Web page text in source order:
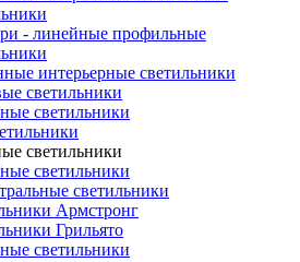
- линейные профильные
интерьерные светильники
светильники
светильники
светильники
светильники
светильники
Армстронг
Грильято
светильники